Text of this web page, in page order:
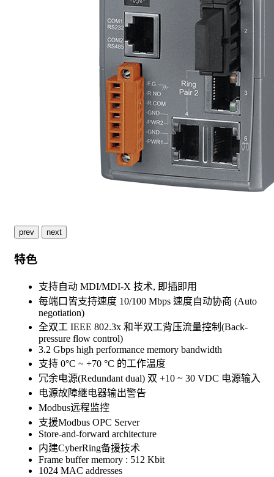
prev next
特色
支持自动 MDI/MDI-X 技术, 即插即用
每端口皆支持速度 10/100 Mbps 速度自动协商 (Auto
negotiation)
全双工 IEEE 802.3x 和半双工背压流量控制(Back-
pressure flow control)
3.2 Gbps high performance memory bandwidth
支持 0°C ~ +70 °C 的工作温度
冗余电源(Redundant dual) 双 +10 ~ 30 VDC 电源输入
电源故障继电器输出警告
Modbus远程监控
支援Modbus OPC Server
Store-and-forward architecture
内建CyberRing备援技术
Frame buffer memory : 512 Kbit
1024 MAC addresses